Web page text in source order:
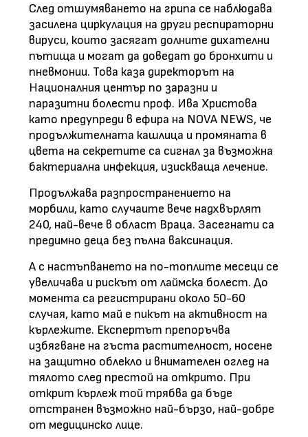
След отшумяването на грипа се наблюдава
засилена циркулация на други респираторни
вируси, които засягат долните дихателни
пътища и могат да доведат до бронхити и
пневмонии. Това каза директорът на
Националния център по заразни и
паразитни болести проф. Ива Христова
като предупреди в ефира на NOVA NEWS, че
продължителната кашлица и промяната в
цвета на секретите са сигнал за възможна
бактериална инфекция, изискваща лечение.
Продължава разпространението на
морбили, като случаите вече надхвърлят
240, най-вече в област Враца. Засегнати са
предимно деца без пълна ваксинация.
А с настъпването на по-топлите месеци се
увеличава и рискът от лаймска болест. До
момента са регистрирани около 50-60
случая, като май е пикът на активност на
кърлежите. Експертът препоръчва
избягване на гъста растителност, носене
на защитно облекло и внимателен оглед на
тялото след престой на открито. При
открит кърлеж той трябва да бъде
отстранен възможно най-бързо, най-добре
от медицинско лице.